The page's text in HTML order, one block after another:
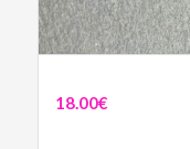
18.00€